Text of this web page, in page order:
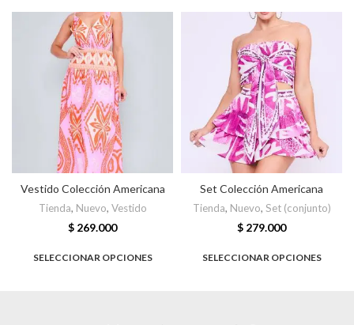
Vestido Colección Americana
Tienda, Nuevo, Vestido
$ 269.000
SELECCIONAR OPCIONES
Set Colección Americana
Tienda, Nuevo, Set (conjunto)
$ 279.000
SELECCIONAR OPCIONES